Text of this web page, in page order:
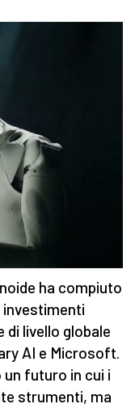
ha compiuto
di livello globale
AI e Microsoft.
futuro in cui i
strumenti, ma